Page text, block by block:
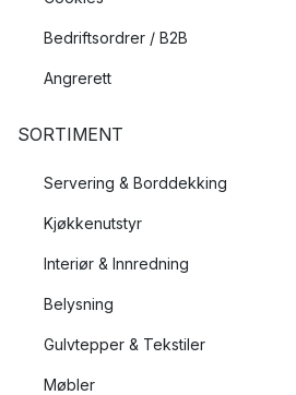
Bedriftsordrer / B2B
Angrerett
SORTIMENT
Servering & Borddekking
Kjøkkenutstyr
Interiør & Innredning
Belysning
Gulvtepper & Tekstiler
Møbler